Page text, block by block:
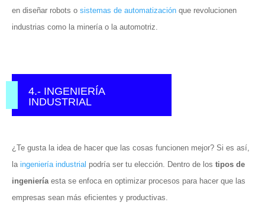
en diseñar robots o sistemas de automatización que revolucionen
industrias como la minería o la automotriz.
4.- INGENIERÍA
INDUSTRIAL
¿Te gusta la idea de hacer que las cosas funcionen mejor? Si es así,
la ingeniería industrial podría ser tu elección. Dentro de los tipos de
ingeniería esta se enfoca en optimizar procesos para hacer que las
empresas sean más eficientes y productivas.